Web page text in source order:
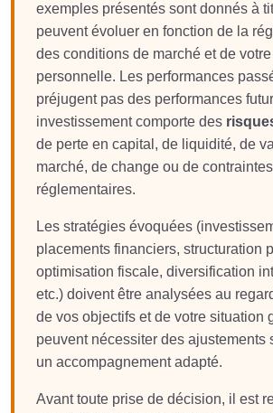
exemples présentés sont donnés à
peuvent évoluer en fonction de la
des conditions de marché et de
personnelle. Les performances
préjugent pas des performances
investissement comporte des
de perte en capital, de liquidité, de
marché, de change ou de
réglementaires.
Les stratégies évoquées
placements financiers, structuration
optimisation fiscale, diversification
etc.) doivent être analysées au
de vos objectifs et de votre situation
peuvent nécessiter des ajustements
un accompagnement adapté.
Avant toute prise de décision, il est